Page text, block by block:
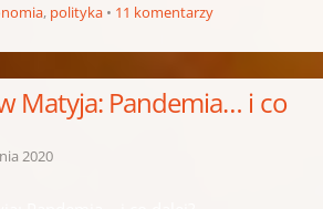
, polityka 11 komentarzy
Matyja: Pandemia… i co
2020